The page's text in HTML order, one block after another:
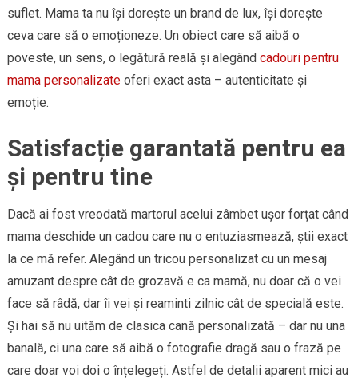
suflet. Mama ta nu își dorește un brand de lux, își dorește
ceva care să o emoționeze. Un obiect care să aibă o
poveste, un sens, o legătură reală și alegând cadouri pentru
mama personalizateoferi exact asta – autenticitate și
emoție.
Satisfacție garantată pentru ea
și pentru tine
Dacă ai fost vreodată martorul acelui zâmbet ușor forțat când
mama deschide un cadou care nu o entuziasmează, știi exact
la ce mă refer. Alegând un tricou personalizat cu un mesaj
amuzant despre cât de grozavă e ca mamă, nu doar că o vei
face să râdă, dar îi vei și reaminti zilnic cât de specială este.
Și hai să nu uităm de clasica cană personalizată – dar nu una
banală, ci una care să aibă o fotografie dragă sau o frază pe
care doar voi doi o înțelegeți. Astfel de detalii aparent mici au